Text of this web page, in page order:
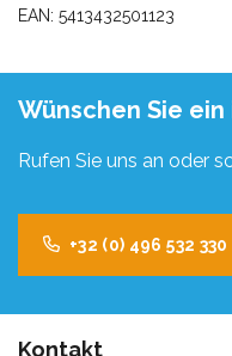
EAN: 5413432501123
Wünschen Sie
Rufen Sie uns an oder
+32 (0) 496 532 330
Kontakt